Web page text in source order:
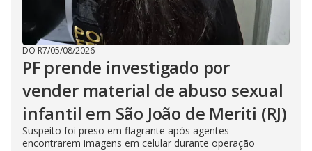
DO R7/05/08/2026
PF prende investigado por
vender material de abuso sexual
infantil em São João de Meriti (RJ)
Suspeito foi preso em flagrante após agentes
encontrarem imagens em celular durante operação